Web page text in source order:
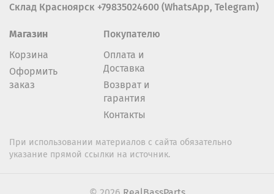
Склад Красноярск +79835024600 (WhatsApp, Telegram)
Магазин
Корзина
Оформить
заказ
Покупателю
Оплата и
Доставка
Возврат и
гарантия
Контакты
При использовании материалов с сайта обязательно
указание прямой ссылки на источник.